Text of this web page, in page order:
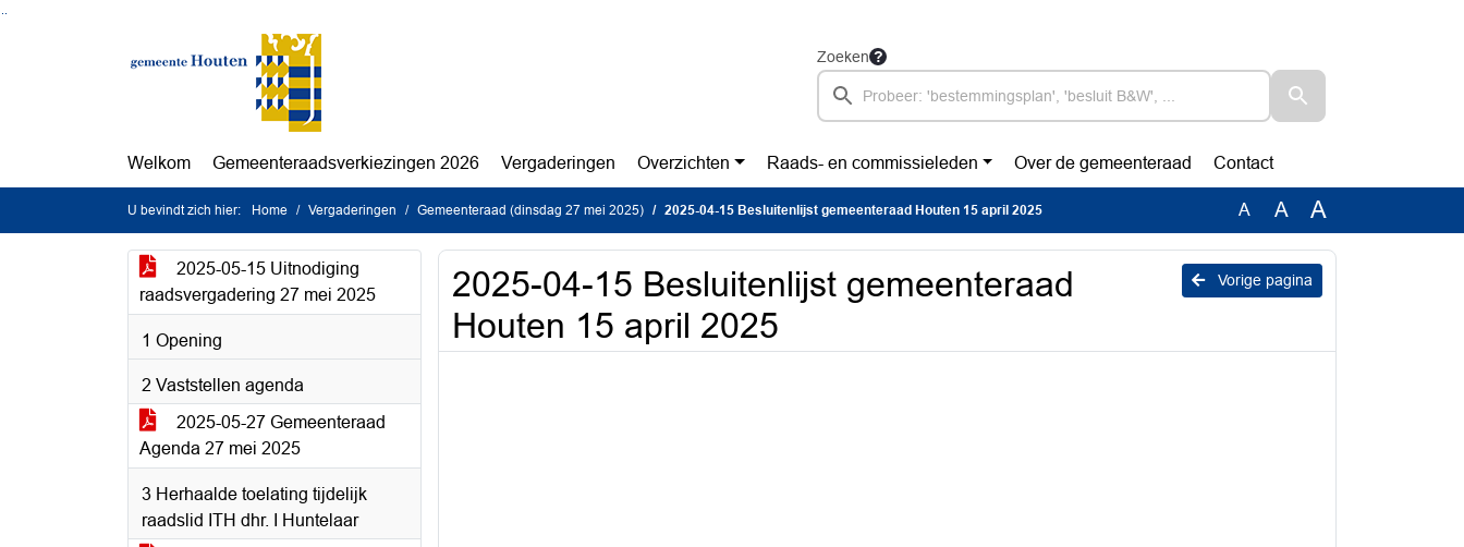
Zoeken
Welkom Gemeenteraadsverkiezingen 2026 Vergaderingen Overzichten Raads- en commissieleden Over de gemeenteraad Contact
U bevindt zich hier: Home Vergaderingen Gemeenteraad (dinsdag 27 mei 2025) 2025-04-15 Besluitenlijst gemeenteraad Houten 15 april 2025 A A A
2025-05-15 Uitnodiging
raadsvergadering 27 mei 2025
1 Opening
2 Vaststellen agenda
2025-05-27 Gemeenteraad
Agenda 27 mei 2025
3 Herhaalde toelating tijdelijk
raadslid ITH dhr. I Huntelaar
Vorige pagina
2025-04-15 Besluitenlijst gemeenteraad
Houten 15 april 2025